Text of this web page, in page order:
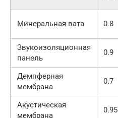
Минеральная вата 0.8
Звукоизоляционная
панель
0.9
Демпферная
мембрана
0.7
Акустическая
мембрана
0.95